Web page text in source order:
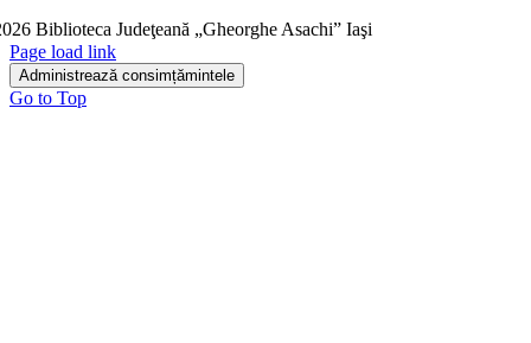
Biblioteca Judeţeană „Gheorghe Asachi” Iaşi
Page load link
Administrează consimțămintele
Go to Top